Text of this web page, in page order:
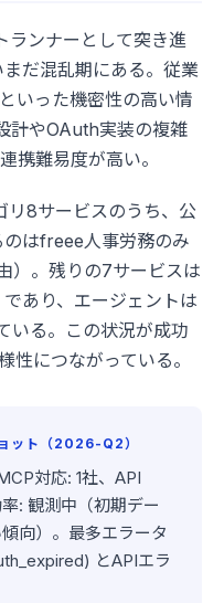
ランナーとして突き進
だ混乱期にある。従業
いった機密性の高い情
計やOAuth実装の複雑
携難易度が高い。
8サービスのうち、公
はfreee人事労務のみ
）。残りの7サービスは
あり、エージェントは
いる。この状況が成功
性につながっている。
ット（2026-Q2）
対応: 1社、API
: 観測中（初期デー
向）。最多エラータ
とAPIエラ